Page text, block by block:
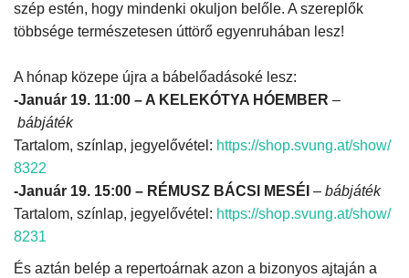
szép estén, hogy mindenki okuljon belőle. A szereplők
többsége természetesen úttörő egyenruhában lesz!
A hónap közepe újra a bábelőadásoké lesz:
-Január 19. 11:00 – A KELEKÓTYA HÓEMBER –
bábjáték
Tartalom, színlap, jegyelővétel: https://shop.svung.at/show/
8322
-Január 19. 15:00 – RÉMUSZ BÁCSI MESÉI – bábjáték
Tartalom, színlap, jegyelővétel: https://shop.svung.at/show/
8231
És aztán belép a repertoárnak azon a bizonyos ajtaján a